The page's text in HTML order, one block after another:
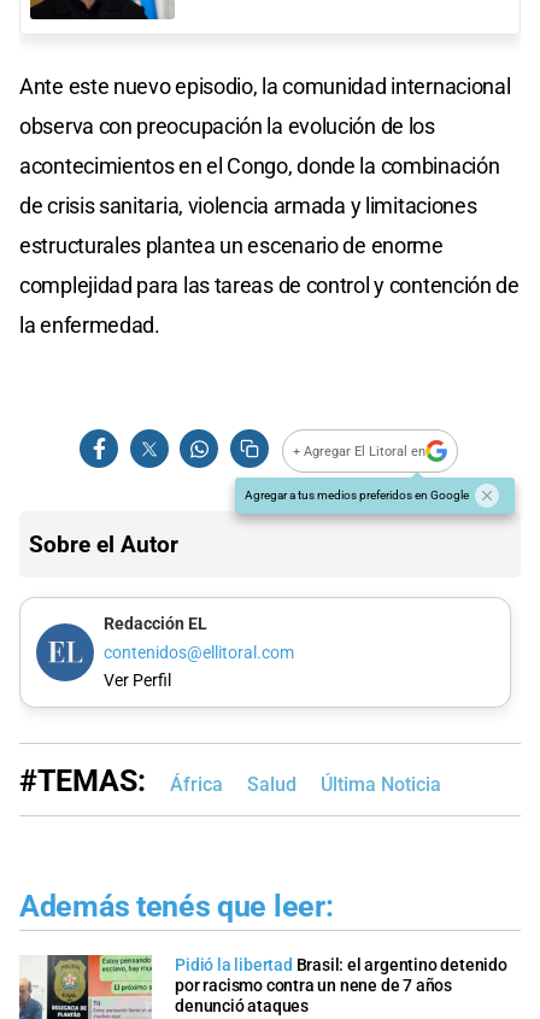
Ante este nuevo episodio, la comunidad internacional
observa con preocupación la evolución de los
acontecimientos en el Congo, donde la combinación
de crisis sanitaria, violencia armada y limitaciones
estructurales plantea un escenario de enorme
complejidad para las tareas de control y contención de
la enfermedad.
+ Agregar El Litoral en
Agregar a tus medios preferidos en Google
Sobre el Autor
Redacción EL
contenidos@ellitoral.com
Ver Perfil
#TEMAS: África Salud Última Noticia
Además tenés que leer:
Pidió la libertad Brasil: el argentino detenido
por racismo contra un nene de 7 años
denunció ataques